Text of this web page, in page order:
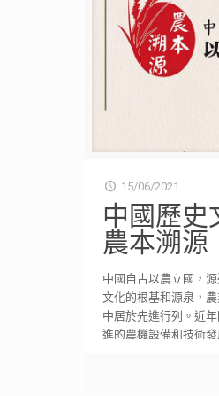
15/06/2021
中國歷
農本溯源
中國自古以農立國，
文化的根基和源泉，
中居於先進行列。近
進的農機設備和技術